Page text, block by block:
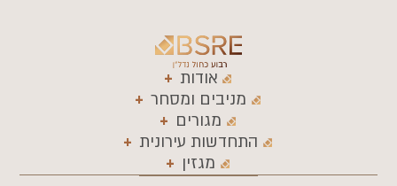
אודות
מניבים ומסחר
מגורים
התחדשות עירונית
מגזין